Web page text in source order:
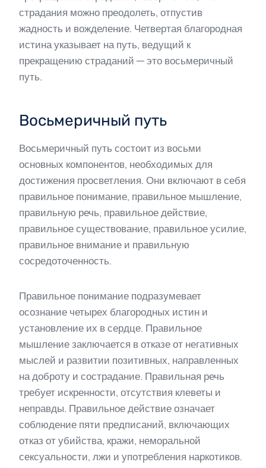
страдания можно преодолеть, отпустив
жадность и вожделение. Четвертая благородная
истина указывает на путь, ведущий к
прекращению страданий — это восьмеричный
путь.
Восьмеричный путь
Восьмеричный путь состоит из восьми
основных компонентов, необходимых для
достижения просветления. Они включают в себя
правильное понимание, правильное мышление,
правильную речь, правильное действие,
правильное существование, правильное усилие,
правильное внимание и правильную
сосредоточенность.
Правильное понимание подразумевает
осознание четырех благородных истин и
установление их в сердце. Правильное
мышление заключается в отказе от негативных
мыслей и развитии позитивных, направленных
на доброту и сострадание. Правильная речь
требует искренности, отсутствия клеветы и
неправды. Правильное действие означает
соблюдение пяти предписаний, включающих
отказ от убийства, кражи, неморальной
сексуальности, лжи и употребления наркотиков.